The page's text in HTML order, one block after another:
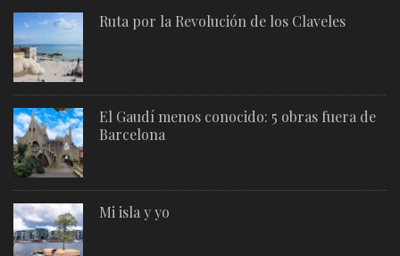
Ruta por la Revolución de los Claveles
El Gaudí menos conocido: 5 obras fuera de
Barcelona
Mi isla y yo